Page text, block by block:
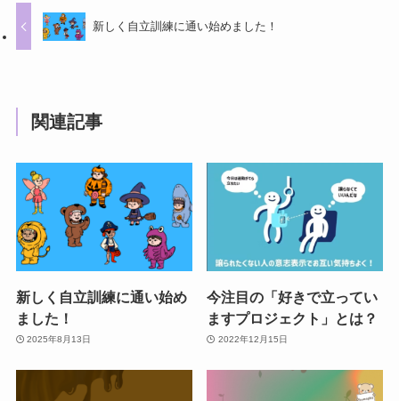
新しく自立訓練に通い始めました！
関連記事
新しく自立訓練に通い始め
ました！
2025年8月13日
今注目の「好きで立ってい
ますプロジェクト」とは？
2022年12月15日